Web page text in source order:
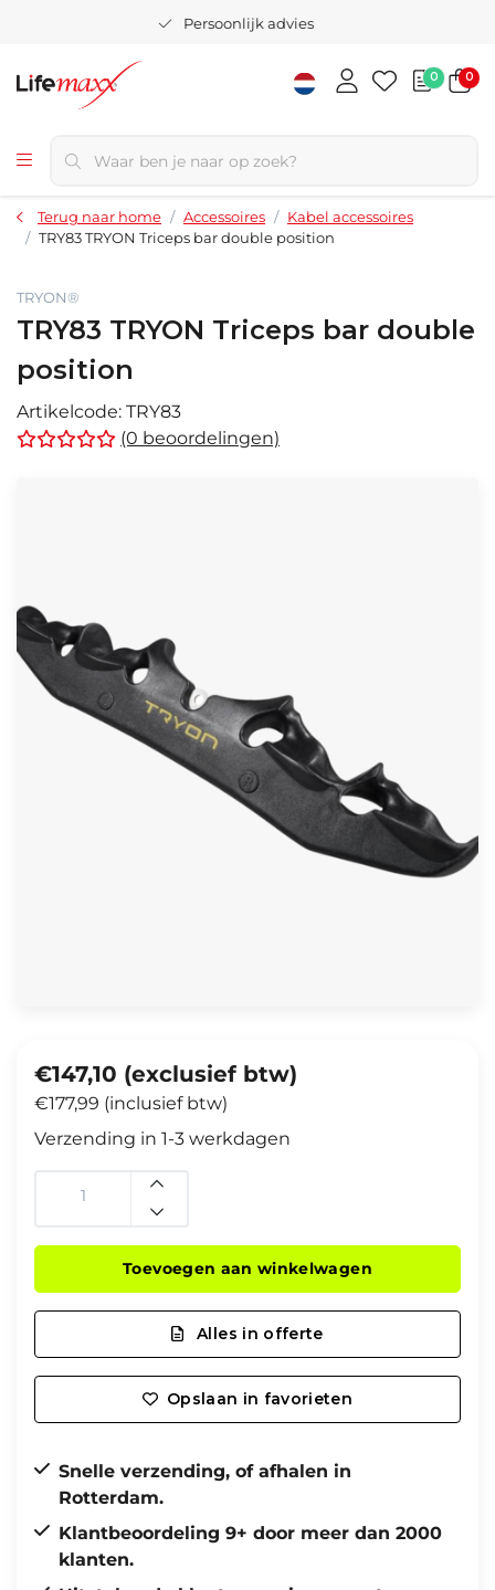
Persoonlijk advies
0 0
Terug naar home Accessoires
Kabel accessoires
TRY83 TRYON Triceps bar double position
TRYON®
TRY83 TRYON Triceps bar double
position
Artikelcode: TRY83
(0 beoordelingen)
€147,10 (exclusief btw)
€177,99 (inclusief btw)
Verzending in 1-3 werkdagen
Toevoegen aan winkelwagen
Alles in offerte
Opslaan in favorieten
Snelle verzending, of afhalen in
Rotterdam.
Klantbeoordeling 9+ door meer dan 2000
klanten.